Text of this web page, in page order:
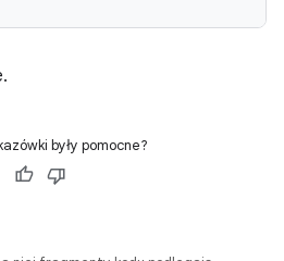
były pomocne?